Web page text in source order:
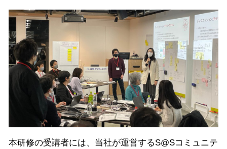
本研修の受講者には、当社が運営するS@Sコミュニテ